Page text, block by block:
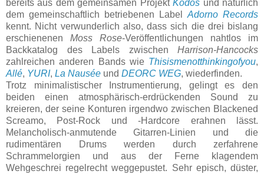
bereits aus dem gemeinsamen ProjektKodos und natürlich
dem gemeinschaftlich betriebenen Label Adorno Records
kennt. Nicht verwunderlich also, dass sich die drei bislang
erschienenen Moss Rose-Veröffentlichungen nahtlos im
Backkatalog des Labels zwischen Harrison-Hancocks
zahlreichen anderen Bands wie Thisismenotthinkingofyou,
Allé, YURI, La Nausée und DEORC WEG, wiederfinden.
Trotz minimalistischer Instrumentierung, gelingt es den
beiden einen atmosphärisch-erdrückenden Sound zu
kreieren, der seine Konturen irgendwo zwischen Blackened
Screamo, Post-Rock und -Hardcore erahnen lässt.
Melancholisch-anmutende Gitarren-Linien und die
rudimentären Drums werden durch zerfahrene
Schrammelorgien und aus der Ferne klagendem
Wehgeschrei regelrecht weggepustet. Sehr episch, düster,